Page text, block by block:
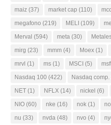
maiz (37) market cap (110)
megafono (219) MELI (109)
Merval (594) meta (30)
mirg (23) mmm (4) Moex (1)
mrvl (1) ms (1) MSCI (5)
Nasdaq 100 (422) Nasdaq comp.
NET (1) NFLX (14) nickel (6)
NIO (60) nke (16) nok (1)
nu (33) nvda (48) nvo (4)